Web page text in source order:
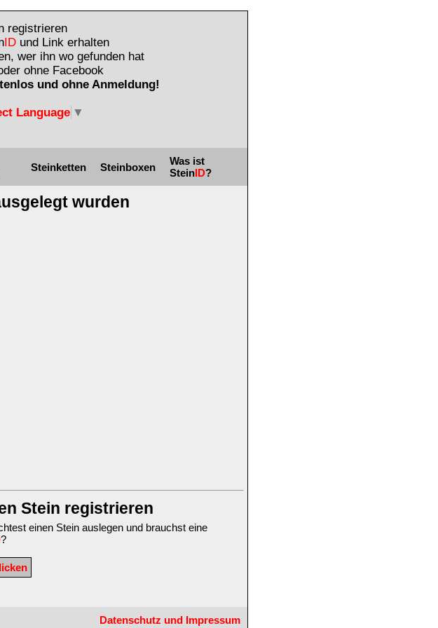
registrieren
ID und Link erhalten
wer ihn wo gefunden hat
ohne Facebook
und ohne Anmeldung!
Language ▼
Steinketten Steinboxen
Was ist
SteinID?
wurden
Stein registrieren
einen Stein auslegen und brauchst eine
?
Datenschutz und Impressum